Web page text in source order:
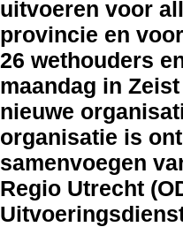
uitvoeren voor
provincie en
26 wethouders
maandag in
nieuwe
organisatie is
samenvoegen
Regio Utrecht